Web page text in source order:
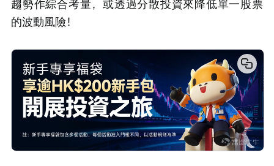
趨勢作綜合考量，或透過分散投資來降低單一股票
的波動風險！